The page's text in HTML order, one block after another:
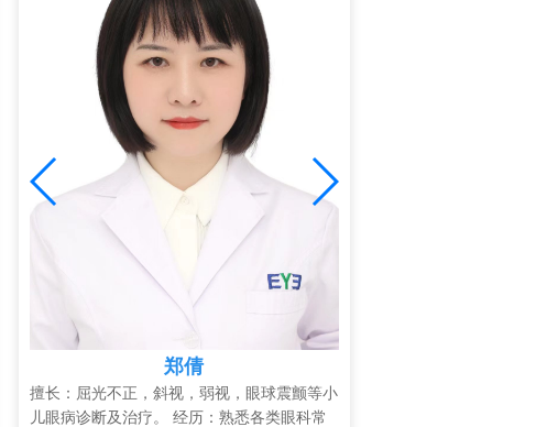
郑倩
擅长：屈光不正，斜视，弱视，眼球震颤等小
儿眼病诊断及治疗。 经历：熟悉各类眼科常